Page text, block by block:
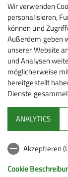
Diese Tour ist
abgesagt.
Die
plantam
m) im
Vom Parkplatz
durch den
hinauf zum
Wir verwenden
personalisieren,
können und
Außerdem geben
unserer Website
und Analysen
möglicherweise
bereitgestellt
Dienste
ANALYTICS
Akzeptieren
Cookie